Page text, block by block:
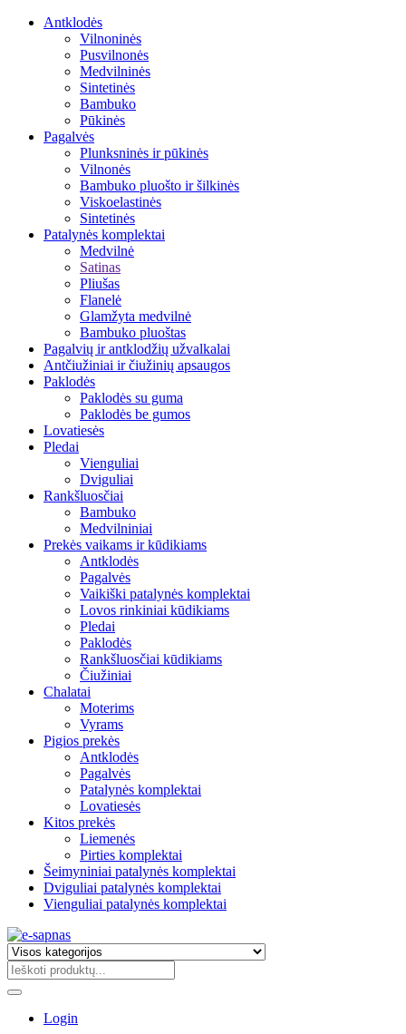
Antklodės
Vilnoninės
Pusvilnonės
Medvilninės
Sintetinės
Bambuko
Pūkinės
Pagalvės
Plunksninės ir pūkinės
Vilnonės
Bambuko pluošto ir šilkinės
Viskoelastinės
Sintetinės
Patalynės komplektai
Medvilnė
Satinas
Pliušas
Flanelė
Glamžyta medvilnė
Bambuko pluoštas
Pagalvių ir antklodžių užvalkalai
Antčiužiniai ir čiužinių apsaugos
Paklodės
Paklodės su guma
Paklodės be gumos
Lovatiesės
Pledai
Vienguliai
Dviguliai
Rankšluosčiai
Bambuko
Medvilniniai
Prekės vaikams ir kūdikiams
Antklodės
Pagalvės
Vaikiški patalynės komplektai
Lovos rinkiniai kūdikiams
Pledai
Paklodės
Rankšluosčiai kūdikiams
Čiužiniai
Chalatai
Moterims
Vyrams
Pigios prekės
Antklodės
Pagalvės
Patalynės komplektai
Lovatiesės
Kitos prekės
Liemenės
Pirties komplektai
Šeimyniniai patalynės komplektai
Dviguliai patalynės komplektai
Vienguliai patalynės komplektai
Login